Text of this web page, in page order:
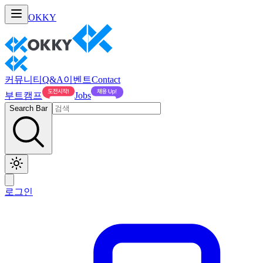
OKKY
커뮤니티 Q&A이벤트Contact
부트캠프
Jobs
Search Bar
로그인